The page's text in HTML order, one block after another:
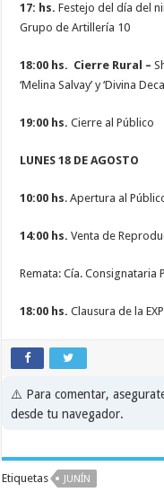
17: hs. Festejo del día del
Grupo de Artillería 10
18:00 hs. Cierre Rural –
‘Melina Salvay’ y ‘Divina
19:00 hs. Cierre al Público
LUNES 18 DE AGOSTO
10:00 hs. Apertura al
14:00 hs. Venta de
Remata: Cía. Consignataria
18:00 hs. Clausura de la
⚠️ Para comentar,
desde tu navegador.
Etiquetas JUNÍN